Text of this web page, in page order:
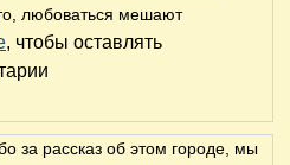
любоваться мешают
, чтобы оставлять
за рассказ об этом городе, мы